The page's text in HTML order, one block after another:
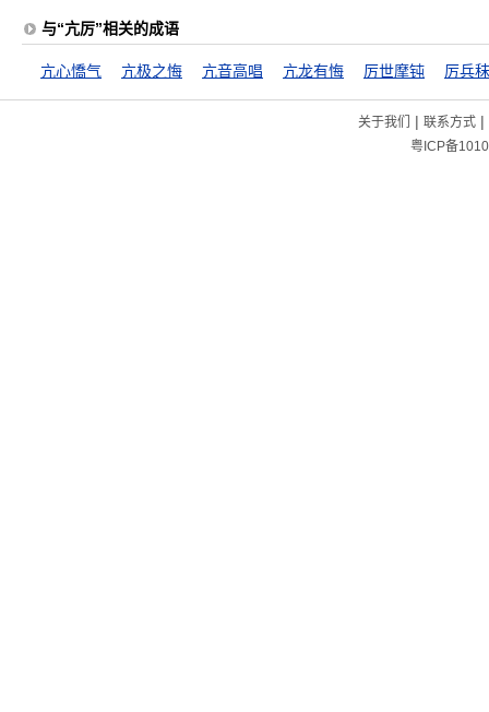
与“亢厉”相关的成语
亢心憍气 亢极之悔 亢音高唱 亢龙有悔 厉世摩钝 厉兵
关于我们 | 联系方式|
粤ICP备